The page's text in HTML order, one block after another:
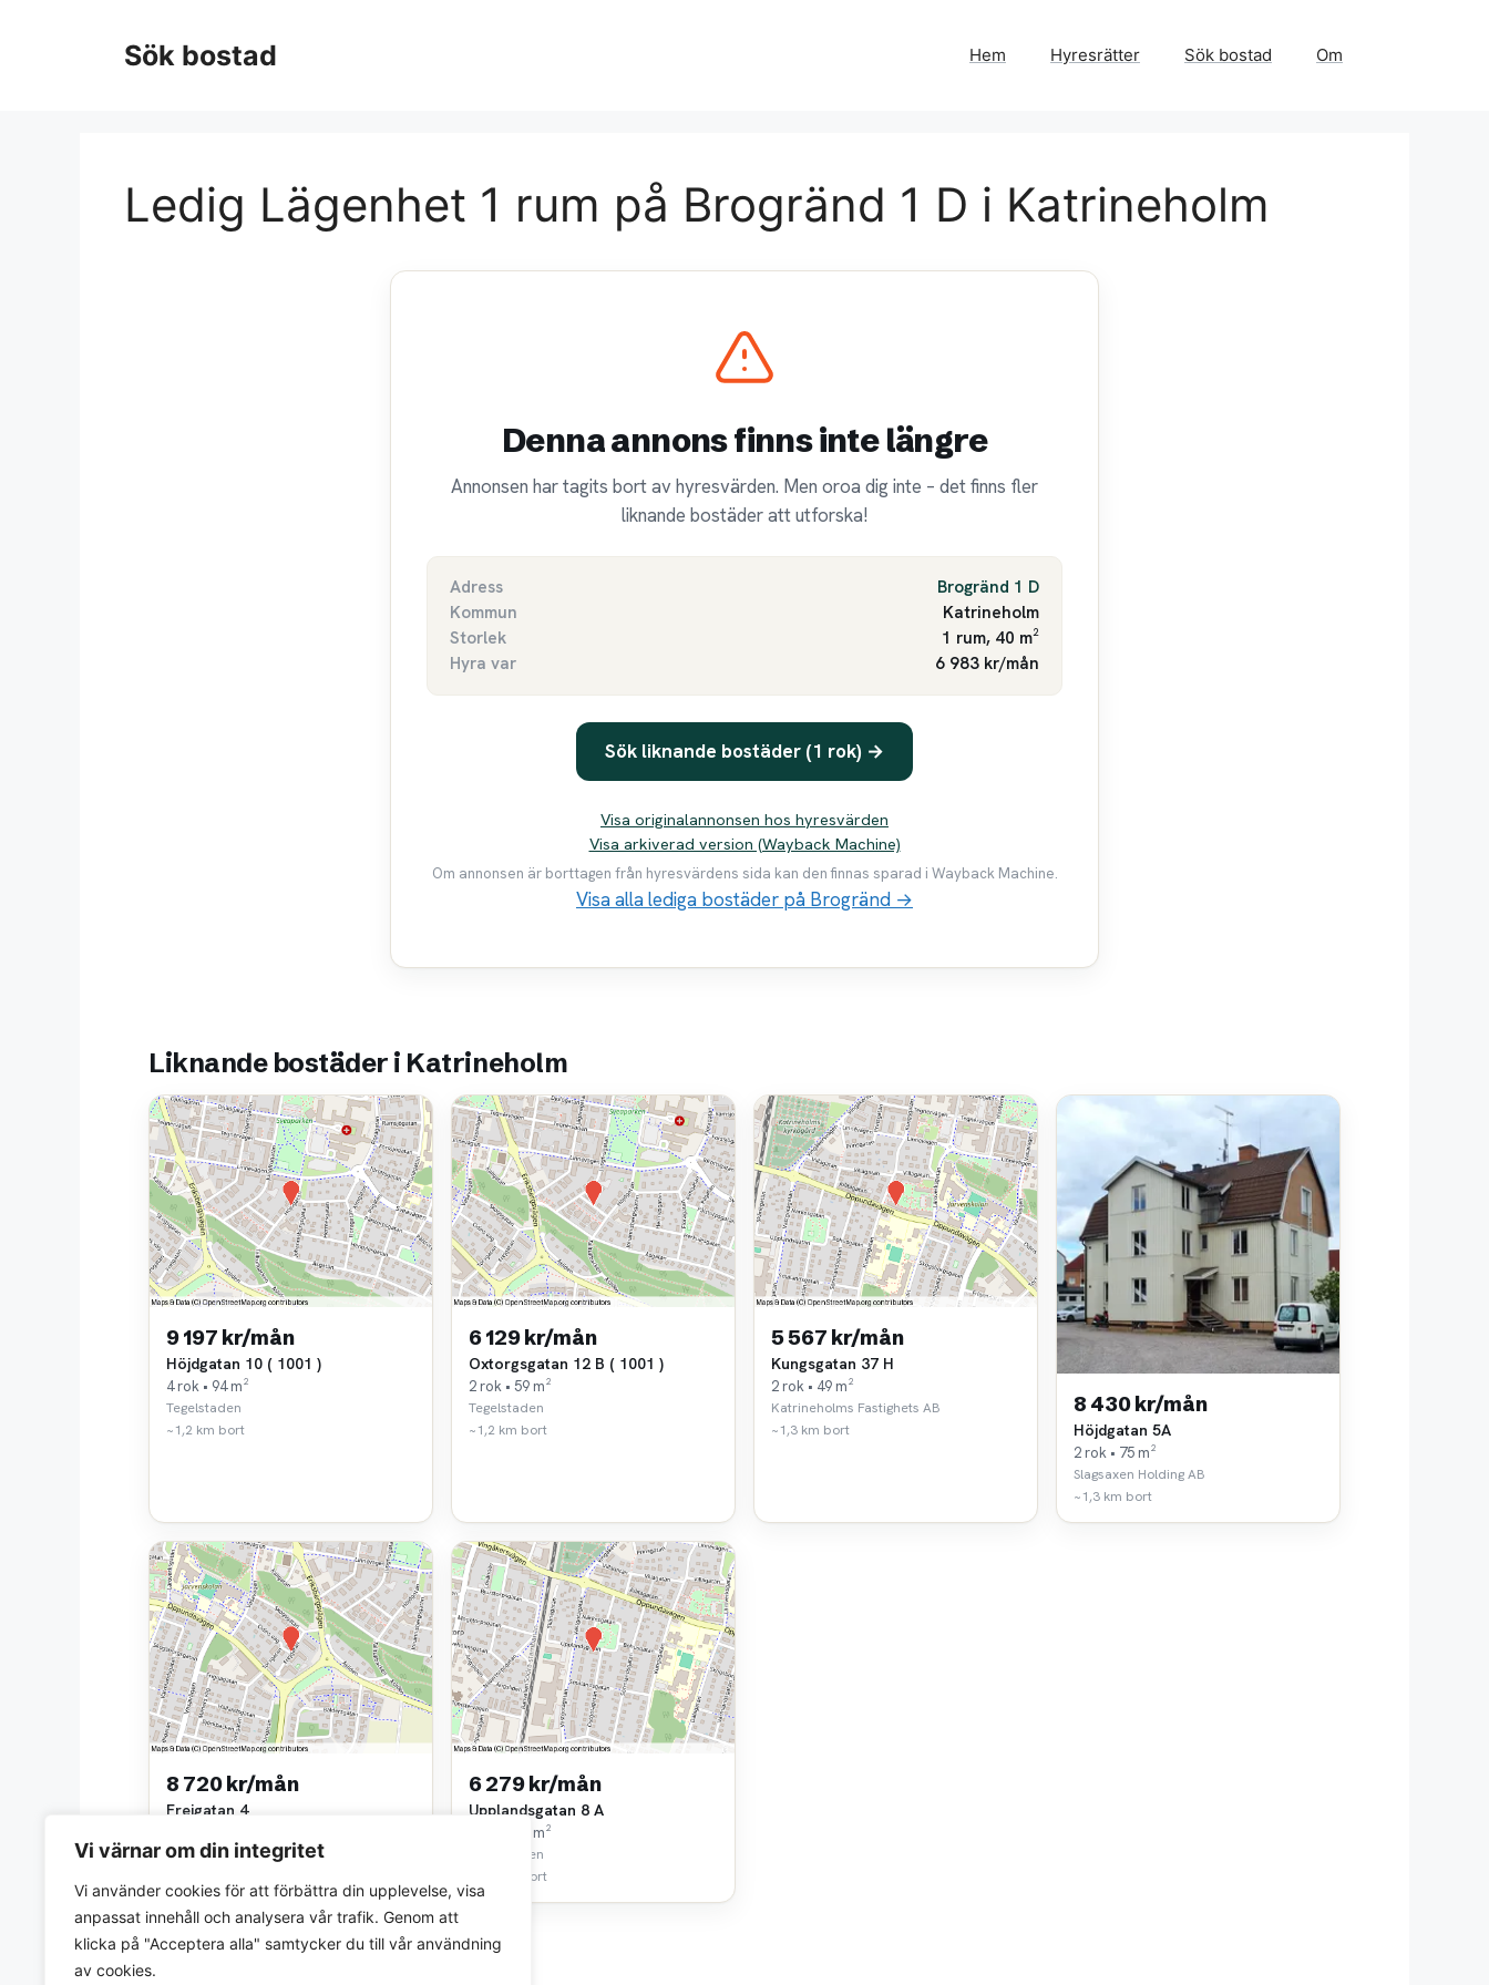
Vi värnar om din integritet
Vi använder cookies för att förbättra din upplevelse, visa
anpassat innehåll och analysera vår trafik. Genom att
klicka på "Acceptera alla" samtycker du till vår användning
av cookies.
Sök bostad Hem Hyresrätter Sök bostad Om
Ledig Lägenhet 1 rum på Brogränd 1 D i Katrineholm
Denna annons finns inte längre
Annonsen har tagits bort av hyresvärden. Men oroa dig inte – det finns fler
liknande bostäder att utforska!
Adress
Brogränd 1 D
Kommun
Katrineholm
Storlek
1 rum, 40 m²
Hyra var
6 983 kr/mån
Sök liknande bostäder (1 rok) →
Visa originalannonsen hos hyresvärden
Visa arkiverad version (Wayback Machine)
Om annonsen är borttagen från hyresvärdens sida kan den finnas sparad i Wayback Machine.
Visa alla lediga bostäder på Brogränd →
Liknande bostäder i Katrineholm
9 197 kr/mån
Höjdgatan 10 ( 1001 )
4 rok • 94 m²
Tegelstaden
~1,2 km bort
6 129 kr/mån
Oxtorgsgatan 12 B ( 1001 )
2 rok • 59 m²
Tegelstaden
~1,2 km bort
5 567 kr/mån
Kungsgatan 37 H
2 rok • 49 m²
Katrineholms Fastighets AB
~1,3 km bort
8 430 kr/mån
Höjdgatan 5A
2 rok • 75 m²
Slagsaxen Holding AB
~1,3 km bort
8 720 kr/mån
Frejgatan 4
Tegelstaden
6 279 kr/mån
Upplandsgatan 8 A
1 rok • 43 m²
Tegelstaden
~1,6 km bort